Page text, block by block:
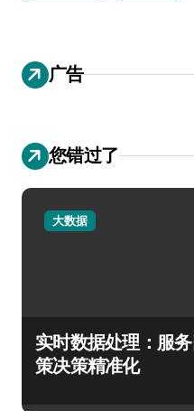
广告
您错过了
大数据
实时数据处理：服
策决策精准化